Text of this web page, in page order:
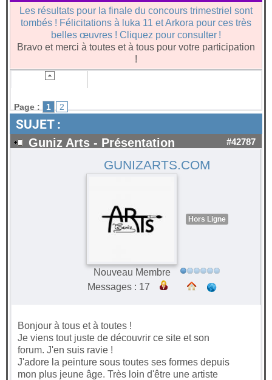
Les résultats pour la finale du concours trimestriel sont
tombés ! Félicitations à luka 11 et Arkora pour ces très
belles œuvres ! Cliquez pour consulter !
Bravo et merci à toutes et à tous pour votre participation
!
Page : 1 2
SUJET :
Guniz Arts - Présentation #42787
GUNIZARTS.COM
Hors Ligne
Nouveau Membre
Messages : 17
Bonjour à tous et à toutes !
Je viens tout juste de découvrir ce site et son
forum. J'en suis ravie !
J'adore la peinture sous toutes ses formes depuis
mon plus jeune âge. Très loin d'être une artiste